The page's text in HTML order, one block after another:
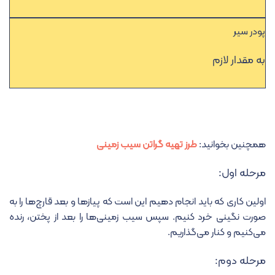
پودر سیر
به مقدار لازم
همچنین بخوانید:طرز تهیه گراتن سیب زمینی
مرحله اول:
اولین کاری که باید انجام دهیم این است که پیازها و بعد قارچ‌ها را به
صورت نگینی خرد کنیم. سپس سیب زمینی‌ها را بعد از پختن، رنده
می‌کنیم و کنار می‌گذاریم.
مرحله دوم: